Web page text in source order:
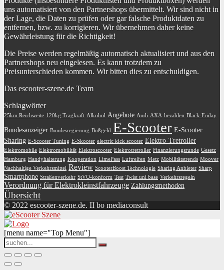
uns automatisiert von den Partnershops übermittelt. Wir sind nicht in
der Lage, die Daten zu prüfen oder gar falsche Produktdaten zu
entfernen, bzw. zu korrigieren. Wir übernehmen daher keine
Gewährleistung für die Richtigkeit!
Die Preise werden regelmäßig automatisch aktualisiert und aus den
Partnershops neu eingelesen. Es kann trotzdem zu
Preisunterschieden kommen. Wir bitten dies zu entschuldigen.
Das escooter-szene.de Team
Schlagwörter
25km Reichweite 120kg Tragkraft Alkohol Angebote Audi AXA bezahlen Black-Friday
Bundesanzeiger Bundesregierung Bußgeld E-Scooter E-Scooter
Sharing E-Scooter Tuning E-Skooter electric kick scooter Elektro-Tretroller
Elektromobile Elektromobilität Elektroscooter Elektrotretroller Finanzierungsrunde Gesetz
Hamburg Handyhalterung Kooperation LimePass Luftreifen Metz Mobilitätstrends Moover
Nachhaltige Verkehrsmittel Review ScooterBoost Technologie Sharing Anbieter Sharp
Smartphone Straßenverkehr StVO-konform Test Twist uni base Verkehrsregeln
Verordnung für Elektrokleinstfahrzeuge Zahlungsmethoden
Übersicht
© 2022 escooter-szene.de. II bo mediaconsult
[menu name="Top Menu"]